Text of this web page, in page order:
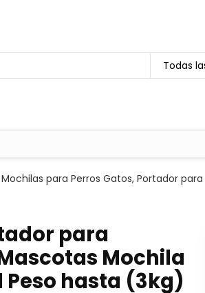
Todas
Mochilas para Perros Gatos, Portador
para
Mochila
Peso hasta (3kg)